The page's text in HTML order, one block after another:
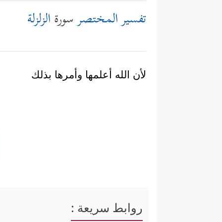
تفسير المختصرسورةالزلزلة
لأن الله أعلمها وأمرها بذلك
روابط سريعة :